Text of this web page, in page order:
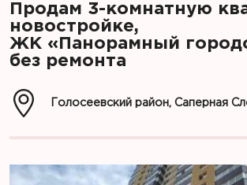
Продам 3-комнатную
новостройке,
ЖК «Панорамный
без ремонта
Голосеевский район, Саперная